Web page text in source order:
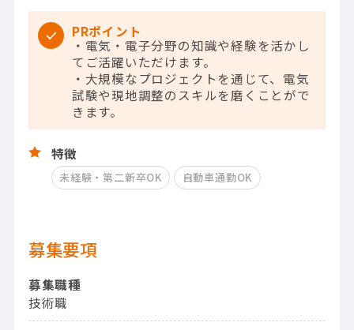
PRポイント
・電気・電子分野の知識や経験を活かし
てご活躍いただけます。
・大規模なプロジェクトを通じて、電気
試験や現地調整のスキルを磨くことがで
きます。
特徴
未経験・第二新卒OK 自動車通勤OK
募集要項
募集職種
技術職